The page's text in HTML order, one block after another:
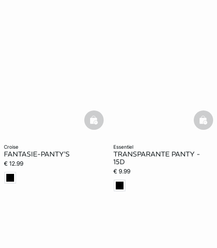
croise
FANTASIE-PANTY'S
€ 12.99
basketfull
essentiel
TRANSPARANTE PANTY -
15D
€ 9.99